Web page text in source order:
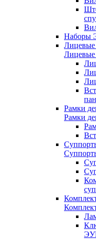
Наборы
Лицевые
Лицевые
Рамки
Рамки